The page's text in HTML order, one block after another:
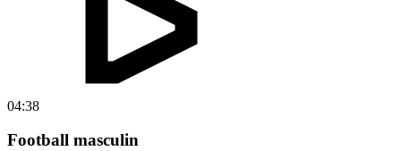
04:38
Football masculin